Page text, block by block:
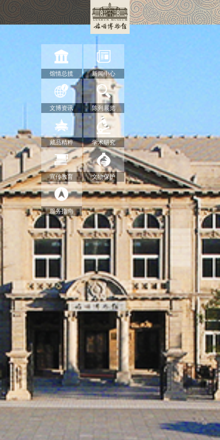
馆情总揽 新闻中心
文博资讯 陈列展览
藏品精粹 学术研究
宣传教育 文物保护
服务指南